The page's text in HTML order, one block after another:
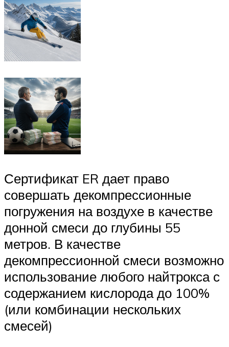
Сертификат ER дает право
совершать декомпрессионные
погружения на воздухе в качестве
донной смеси до глубины 55
метров. В качестве
декомпрессионной смеси возможно
использование любого найтрокса с
содержанием кислорода до 100%
(или комбинации нескольких
смесей)